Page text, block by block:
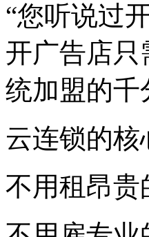
“您听说过
开广告店
统加盟的千
云连锁的
不用租昂贵